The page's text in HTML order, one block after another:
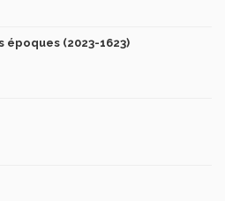
époques (2023-1623)